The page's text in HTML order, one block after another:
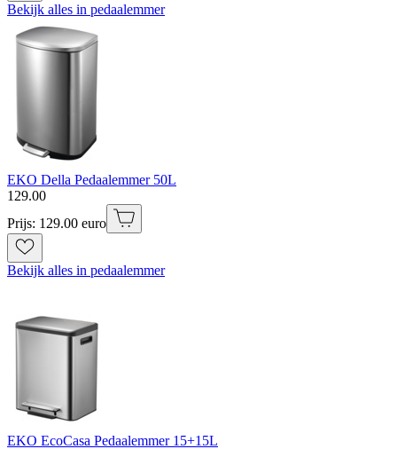
Bekijk alles in pedaalemmer
EKO Della Pedaalemmer 50L
129.00
Prijs: 129.00 euro
Bekijk alles in pedaalemmer
EKO EcoCasa Pedaalemmer 15+15L